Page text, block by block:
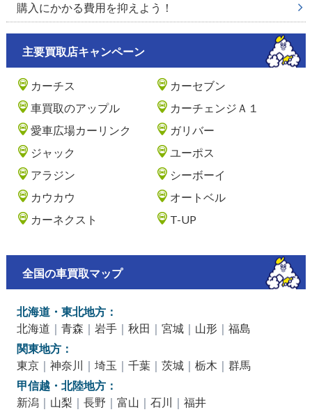
購入にかかる費用を抑えよう！
主要買取店キャンペーン
カーチス
カーセブン
車買取のアップル
カーチェンジＡ１
愛車広場カーリンク
ガリバー
ジャック
ユーポス
アラジン
シーボーイ
カウカウ
オートベル
カーネクスト
T-UP
全国の車買取マップ
北海道・東北地方：
北海道 ｜ 青森 ｜ 岩手｜ 秋田 ｜ 宮城｜ 山形｜ 福島
関東地方：
東京｜ 神奈川 ｜ 埼玉 ｜ 千葉｜ 茨城｜ 栃木 ｜ 群馬
甲信越・北陸地方：
新潟 ｜ 山梨 ｜ 長野 ｜ 富山 ｜ 石川 ｜ 福井